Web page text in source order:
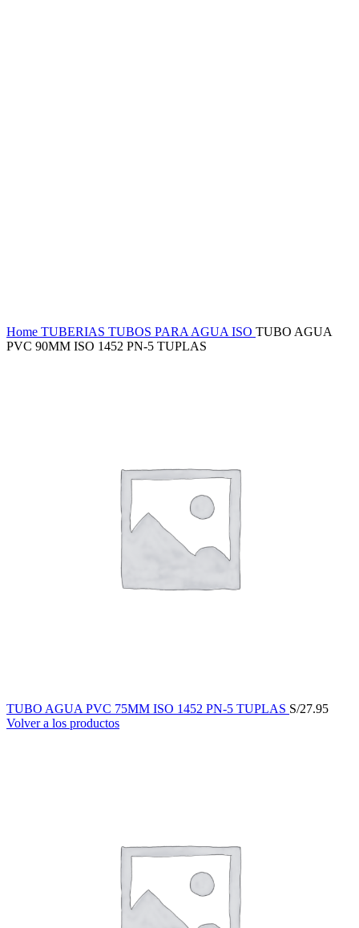
Home TUBERIAS TUBOS PARA AGUA ISO TUBO AGUA
PVC 90MM ISO 1452 PN-5 TUPLAS
TUBO AGUA PVC 75MM ISO 1452 PN-5 TUPLAS S/27.95
Volver a los productos